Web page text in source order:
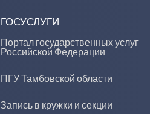
ГОСУСЛУГИ
Портал государственных услуг
Российской Федерации
ПГУ Тамбовской области
Запись в кружки и секции